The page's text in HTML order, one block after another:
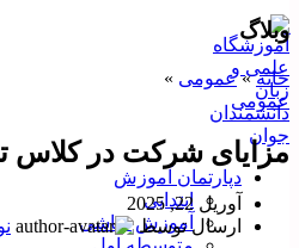
دپارتمان آموزش
ابتدایی
آموزش نقاشی
وبلاگ
خانه»عمومی »
عمومی
مزایای شرکت در کلاس
آوریل 22, 2025
ارسال توسط